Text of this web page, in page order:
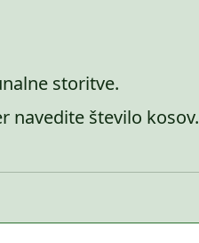
storitve.
navedite število kosov.